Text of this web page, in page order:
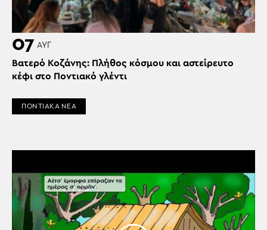
07 ΑΥΓ
Βατερό Κοζάνης: Πλήθος κόσμου και αστείρευτο
κέφι στο Ποντιακό γλέντι
ΠΟΝΤΙΑΚΑ ΝΕΑ